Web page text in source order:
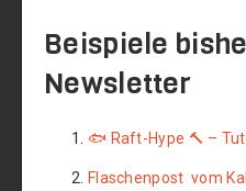
Beispiele
Newsletter
🐟 Raft-Hype 🔨 –
Flaschenpost vom